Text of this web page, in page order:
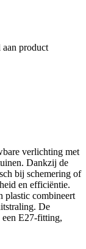
aan product
verlichting met
Dankzij de
bij schemering of
en efficiëntie.
plastic combineert
De
een E27-fitting,